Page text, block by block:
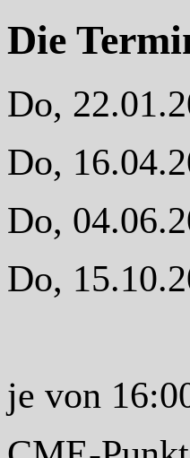
Die
Do,
Do,
Do,
Do,
je von